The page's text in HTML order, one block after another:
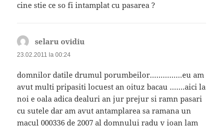
cine stie ce so fi intamplat cu pasarea ?
selaru ovidiu
23.02.2011 la 00:24
domnilor datile drumul porumbeilor……………eu am
avut multi pripasiti locuest an oituz bacau …….aici la
noi e oala adica dealuri an jur prejur si ramn pasari
cu sutele dar am avut antamplarea sa ramana un
macul 000336 de 2007 al domnului radu v ioan lam